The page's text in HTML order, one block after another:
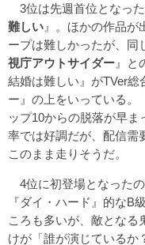
3位は先週首位となっ
難しい 』。ほかの作品が
ープは難しかったが、同
視庁アウトサイダー 』と
結婚は難しい』がTVer
ー』の上をいっている。
ップ10からの脱落が早
率では好調だが、配信需
このまま走りそうだ。
4位に初登場となった
『ダイ・ハード』的なB
ころも多いが、敵となる
けが「誰が演じているか